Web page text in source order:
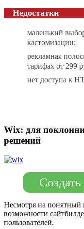
Недостатки
маленький
кастомизации;
рекламная
тарифах от 299
нет доступа к
Wix: для
решений
Несмотря на понятный
возможности
пользователей.